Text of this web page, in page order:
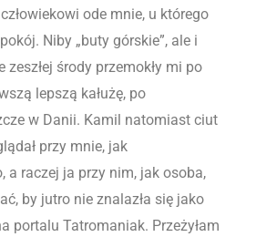
ode mnie, u którego
Niby „buty górskie”, ale i
zeszłej środy przemokły mi po
lepszą kałużę, po
w Danii. Kamil natomiast ciut
przy mnie, jak
a raczej ja przy nim, jak osoba,
by jutro nie znalazła się jako
portalu Tatromaniak. Przeżyłam